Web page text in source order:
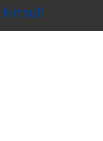
Kimsufi